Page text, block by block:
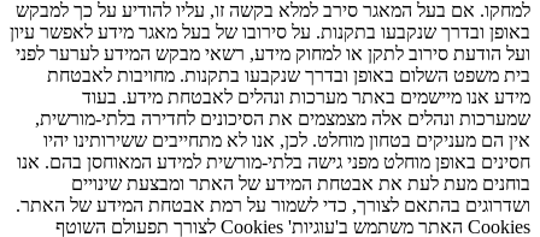
למחקו. אם בעל המאגר סירב למלא בקשה זו, עליו להודיע על כך למבקש
באופן ובדרך שנקבעו בתקנות. על סירובו של בעל מאגר מידע לאפשר עיון
ועל הודעת סירוב לתקן או למחוק מידע, רשאי מבקש המידע לערער לפני
בית משפט השלום באופן ובדרך שנקבעו בתקנות. מחויבות לאבטחת
מידע אנו מיישמים באתר מערכות ונהלים לאבטחת מידע. בעוד
שמערכות ונהלים אלה מצמצמים את הסיכונים לחדירה בלתי-מורשית,
אין הם מעניקים בטחון מוחלט. לכן, אנו לא מתחייבים ששירותינו יהיו
חסינים באופן מוחלט מפני גישה בלתי-מורשית למידע המאוחסן בהם. אנו
בוחנים מעת לעת את אבטחת המידע של האתר ומבצעת שינויים
ושדרוגים בהתאם לצורך, כדי לשמור על רמת אבטחת המידע של האתר.
Cookies האתר משתמש ב'עוגיות' Cookies לצורך תפעולם השוטף